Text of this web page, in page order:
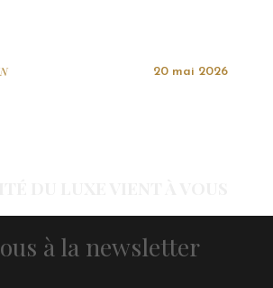
20 mai 2026
à la newsletter